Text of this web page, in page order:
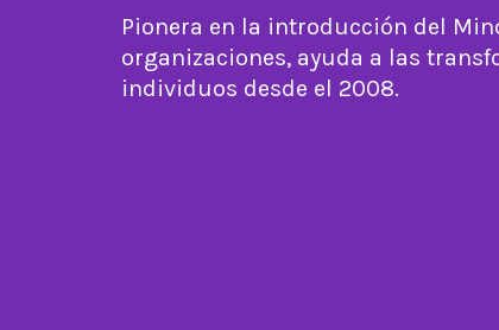
Pionera en la introducción del
organizaciones, ayuda a las
individuos desde el 2008.